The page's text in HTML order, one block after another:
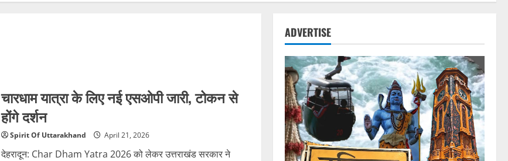
चारधाम यात्रा के लिए नई एसओपी जारी, टोकन से
होंगे दर्शन
Spirit Of Uttarakhand April 21, 2026
देहरादून: Char Dham Yatra 2026 को लेकर उत्तराखंड सरकार ने
ADVERTISE